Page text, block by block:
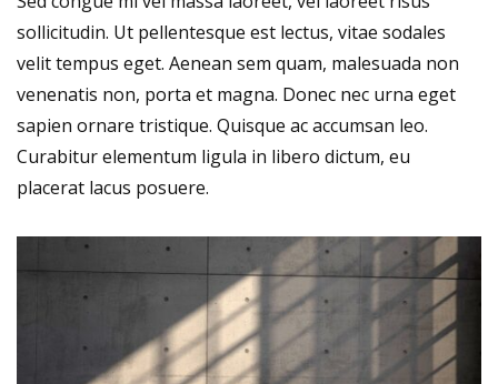
sollicitudin. Ut pellentesque est lectus, vitae sodales
velit tempus eget. Aenean sem quam, malesuada non
venenatis non, porta et magna. Donec nec urna eget
sapien ornare tristique. Quisque ac accumsan leo.
Curabitur elementum ligula in libero dictum, eu
placerat lacus posuere.